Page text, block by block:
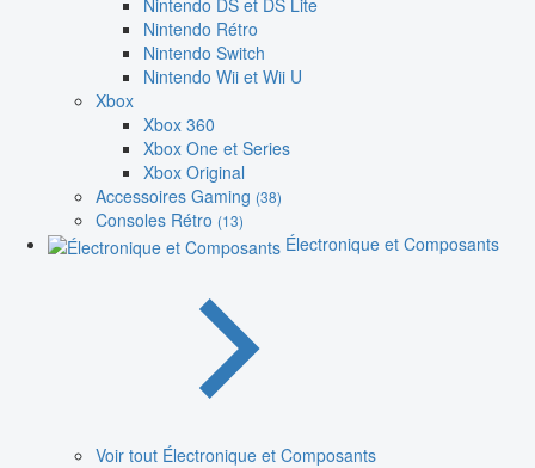
Nintendo DS et DS Lite
Nintendo Rétro
Nintendo Switch
Nintendo Wii et Wii U
Xbox
Xbox 360
Xbox One et Series
Xbox Original
Accessoires Gaming (38)
Consoles Rétro (13)
Électronique et Composants
Voir tout Électronique et Composants